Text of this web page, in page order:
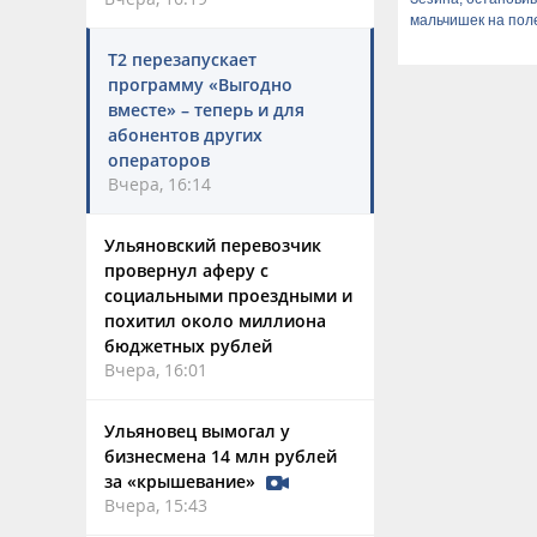
Т2 перезапускает
программу «Выгодно
вместе» – теперь и для
абонентов других
операторов
Вчера, 16:14
Ульяновский перевозчик
провернул аферу с
социальными проездными и
похитил около миллиона
бюджетных рублей
Вчера, 16:01
Ульяновец вымогал у
бизнесмена 14 млн рублей
за «крышевание»
Вчера, 15:43
мальчишек на